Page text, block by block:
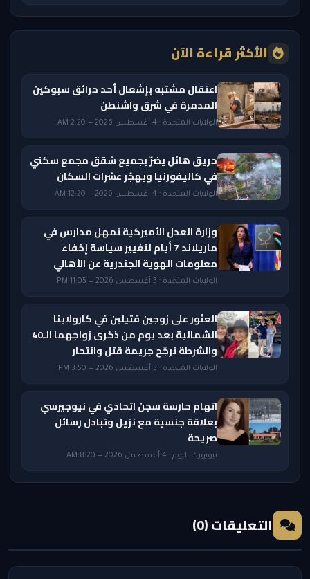
الأكثر قراءة الآن
اعتقال مشتبه بإشعال أحد حرائق سبوكين
المدمرة في شرق واشنطن
الولايات المتحدة · 4 أغسطس 2026 — 2:20 AM
حريق هائل يضرّ بجميع شقق مجمع سكني
في كاليفورنيا ويهجّر عشرات السكان
الولايات المتحدة · 4 أغسطس 2026 — 12:20 AM
وزارة العدل الأميركية تمهل مدارس في
ماريلاند 7 أيام لتغيير سياسة إخفاء
معلومات الهوية الجندرية عن الأهالي
الولايات المتحدة · 3 أغسطس 2026 — 11:05 PM
العثور على زوجين قتيلين في كارولاينا
الشمالية بعد يوم من ذكرى زواجهما الـ40
والشرطة ترجّح جريمة قتل وانتحار
الولايات المتحدة · 3 أغسطس 2026 — 3:50 PM
اتهام حارسة سجن اتحادي في نيوجيرسي
بعلاقة جنسية مع نزيل وتبادل رسائل
صريحة
نيويورك اليوم · 4 أغسطس 2026 — 8:20 AM
التعليقات (0)